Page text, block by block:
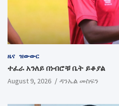
ዜና ዝውውር
ተፈራ አንለይ በነብሮቹ ቤት ይቆያል
August 9, 2026 ዳንኤል መስፍን